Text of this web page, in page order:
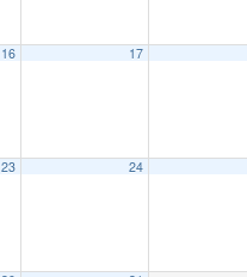
16 17
23 24